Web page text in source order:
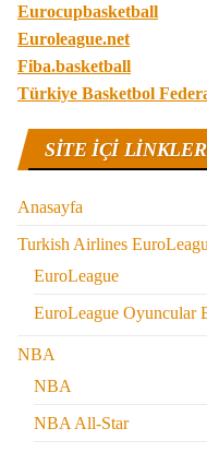
Eurocupbasketball
Euroleague.net
Fiba.basketball
Türkiye Basketbol
SITE IÇI LINKLER
Anasayfa
Turkish Airlines
EuroLeague
EuroLeague Oyuncular
NBA
NBA
NBA All-Star